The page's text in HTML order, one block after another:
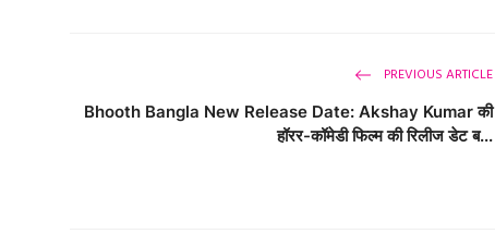
PREVIOUS ARTICLE
Bhooth Bangla New Release Date: Akshay Kumar की
हॉरर-कॉमेडी फिल्म की रिलीज डेट ब...